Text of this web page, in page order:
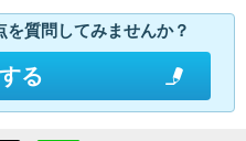
質問してみませんか？
る